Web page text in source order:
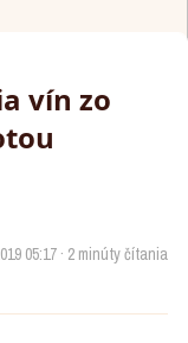
vín zo
05:17 · 2 minúty čítania